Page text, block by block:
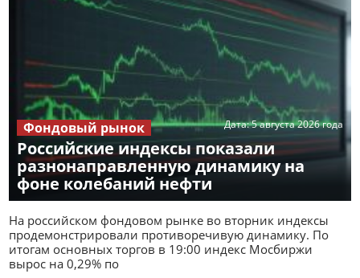
Российские индексы показали
разнонаправленную динамику на
фоне колебаний нефти
Дата:5 августа 2026 года
Фондовый рынок
На российском фондовом рынке во вторник индексы
продемонстрировали противоречивую динамику. По
итогам основных торгов в 19:00 индекс Мосбиржи
вырос на 0,29% по